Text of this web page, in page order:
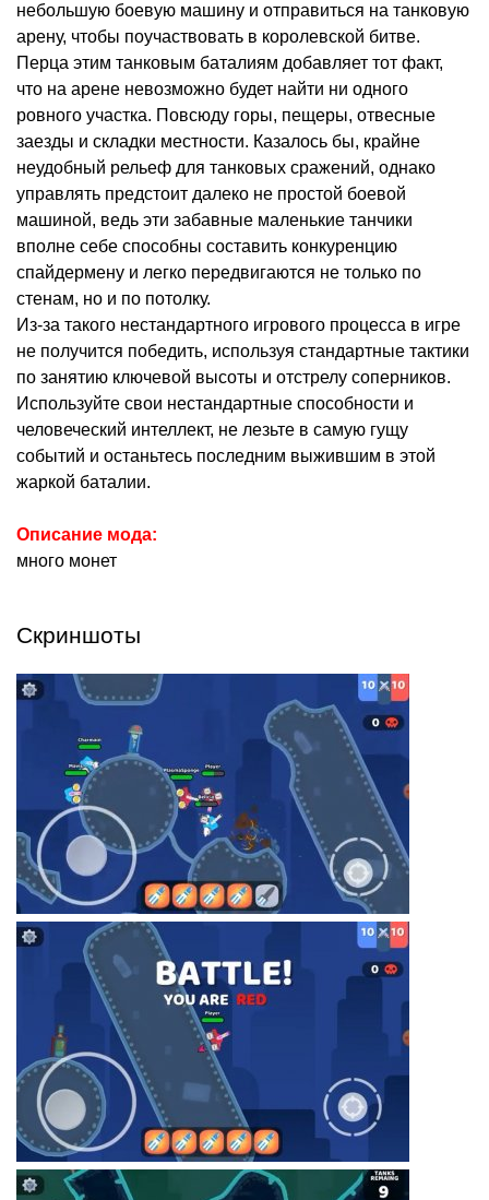
небольшую боевую машину и отправиться на танковую
арену, чтобы поучаствовать в королевской битве.
Перца этим танковым баталиям добавляет тот факт,
что на арене невозможно будет найти ни одного
ровного участка. Повсюду горы, пещеры, отвесные
заезды и складки местности. Казалось бы, крайне
неудобный рельеф для танковых сражений, однако
управлять предстоит далеко не простой боевой
машиной, ведь эти забавные маленькие танчики
вполне себе способны составить конкуренцию
спайдермену и легко передвигаются не только по
стенам, но и по потолку.
Из-за такого нестандартного игрового процесса в игре
не получится победить, используя стандартные тактики
по занятию ключевой высоты и отстрелу соперников.
Используйте свои нестандартные способности и
человеческий интеллект, не лезьте в самую гущу
событий и останьтесь последним выжившим в этой
жаркой баталии.
Описание мода:
много монет
Скриншоты